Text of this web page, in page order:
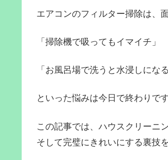
エアコンのフィルター掃除は、
「掃除機で吸ってもイマイチ」
「お風呂場で洗うと水浸しになる
といった悩みは今日で終わりです
この記事では、ハウスクリーニ
そして完璧にきれいにする裏技